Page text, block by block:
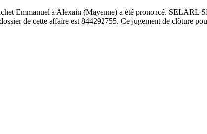
Emmanuel à Alexain (Mayenne) a été prononcé. SELARL
de cette affaire est 844292755. Ce jugement de clôture